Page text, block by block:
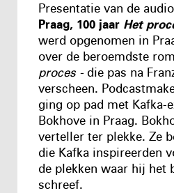
Presentatie van de
Praag, 100 jaar Het
werd opgenomen in
over de beroemdste
proces - die pas na
verscheen.
ging op pad met Kafka-
Bokhove in Praag.
verteller ter plekke. Ze
die Kafka inspireerden
de plekken waar hij het
schreef.